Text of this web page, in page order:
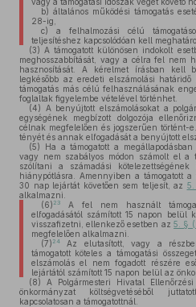
b) általános működési támogatás
28-ig,
c) a felhalmozási célú
teljesítéshez kapcsolódóan kell
(3) A támogatott különösen indokolt
meghosszabbítását, vagy a célra fel nem
hasznosítását. A kérelmet írásban kell
legkésőbb az eredeti elszámolási
támogatás más célú felhasználásának
foglaltak figyelembe vételével történhet.
(4) A benyújtott elszámolásokat a
egységének megbízott dolgozója
célnak megfelelően és jogszerűen történt-
tényét és annak elfogadását a benyújtott
(5) Ha a támogatott a
vagy nem szabályos módon számolt el a
szólítani a számadási
hiánypótlásra. Amennyiben a támogatott
30 nap lejártát követően sem teljesít, az
alkalmazni.
(6) 23A fel nem használt
elfogadásától számított 15 napon belül
visszafizetni, ellenkező esetben az5. §
megfelelően alkalmazni.
(7) 24Az elutasított, vagy a
támogatott köteles a támogatási
elszámolás el nem fogadott részére
lejártától számított 15 napon belül az
(8) A Polgármesteri Hivatal
önkormányzat költségvetéséből
kapcsolatosan a támogatottnál.